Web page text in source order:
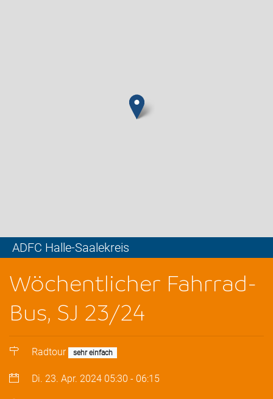
ADFC Halle-Saalekreis
Wöchentlicher Fahrrad-
Bus, SJ 23/24
Radtour sehr einfach
Di. 23. Apr. 2024 05:30 - 06:15